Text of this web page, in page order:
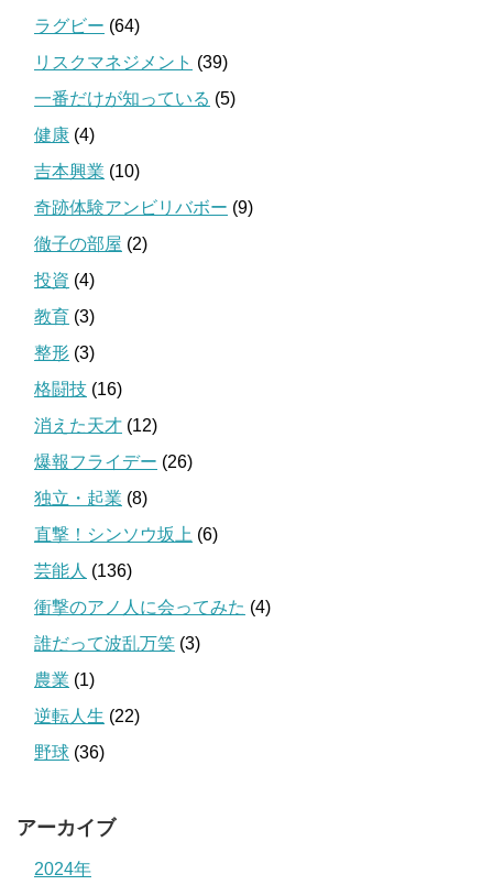
ラグビー (64)
リスクマネジメント (39)
一番だけが知っている (5)
健康 (4)
吉本興業 (10)
奇跡体験アンビリバボー (9)
徹子の部屋 (2)
投資 (4)
教育 (3)
整形 (3)
格闘技 (16)
消えた天才 (12)
爆報フライデー (26)
独立・起業 (8)
直撃！シンソウ坂上 (6)
芸能人 (136)
衝撃のアノ人に会ってみた (4)
誰だって波乱万笑 (3)
農業 (1)
逆転人生 (22)
野球 (36)
アーカイブ
2024年